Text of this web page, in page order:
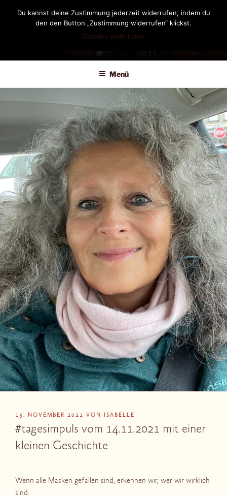
DIANDRA-CIRCLE
Menü
VERÖFFENTLICHT
AM
13. NOVEMBER 2021 VON ISABELLE
#tagesimpuls vom 14.11.2021 mit einer
kleinen Geschichte
Wenn alle Masken gefallen sind, erkennen wir, wer wir wirklich
sind.
Du kannst deine Zustimmung jederzeit widerrufen, indem du
den den Button „Zustimmung widerrufen“ klickst.
Cookies widerrufen